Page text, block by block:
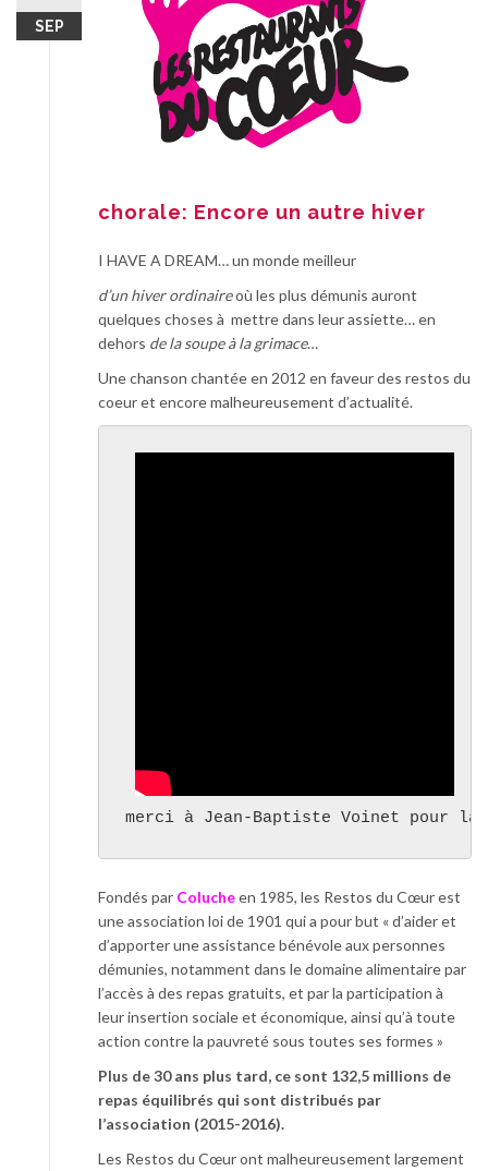
SEP
chorale: Encore un autre hiver
I HAVE A DREAM… un monde meilleur
d’un hiver ordinaireoù les plus démunis auront
quelques choses à mettre dans leur assiette… en
dehors de la soupe à la grimace…
Une chanson chantée en 2012 en faveur des restos du
coeur et encore malheureusement d’actualité.
merci à Jean-Baptiste Voinet pour
Fondés par Colucheen 1985, les Restos du Cœur est
une association loi de 1901 qui a pour but « d’aider et
d’apporter une assistance bénévole aux personnes
démunies, notamment dans le domaine alimentaire par
l’accès à des repas gratuits, et par la participation à
leur insertion sociale et économique, ainsi qu’à toute
action contre la pauvreté sous toutes ses formes »
Plus de 30 ans plus tard, ce sont 132,5 millions de
repas équilibrés qui sont distribués par
l’association (2015-2016).
Les Restos du Cœur ont malheureusement largement